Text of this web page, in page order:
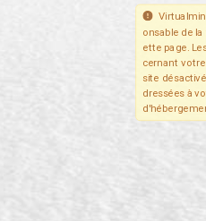
onsable de
ette page.
cernant
site
dressées à